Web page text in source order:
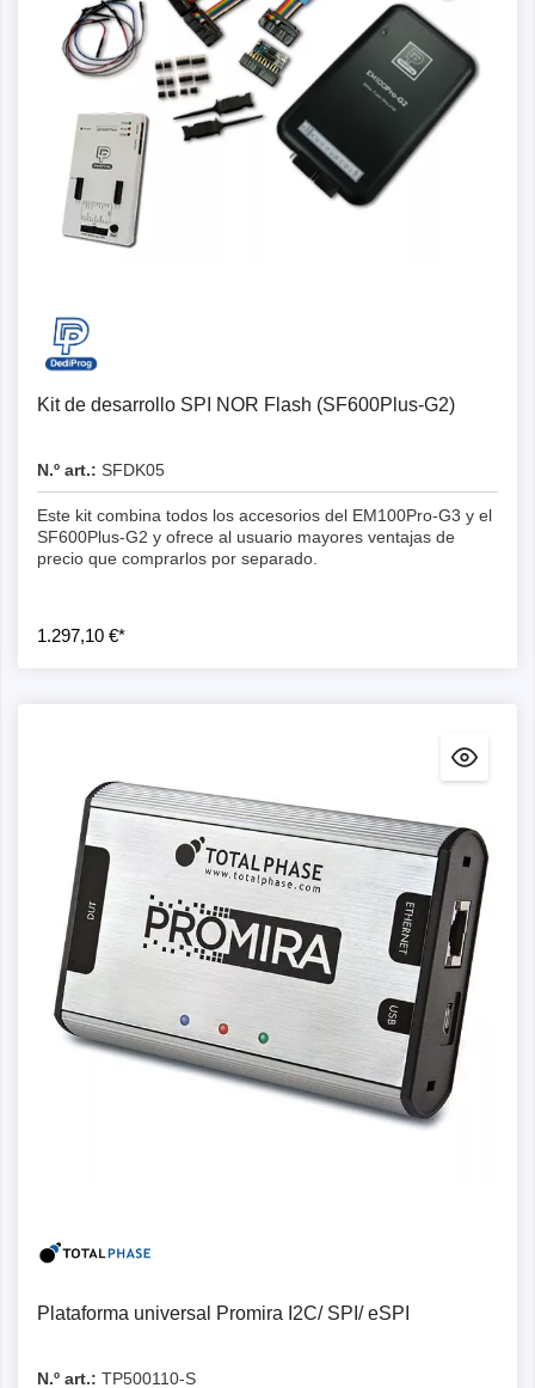
Kit de desarrollo SPI NOR Flash (SF600Plus-G2)
N.º art.: SFDK05
Este kit combina todos los accesorios del EM100Pro-G3 y el
SF600Plus-G2 y ofrece al usuario mayores ventajas de
precio que comprarlos por separado.
1.297,10 €*
Plataforma universal Promira I2C/ SPI/ eSPI
N.º art.: TP500110-S